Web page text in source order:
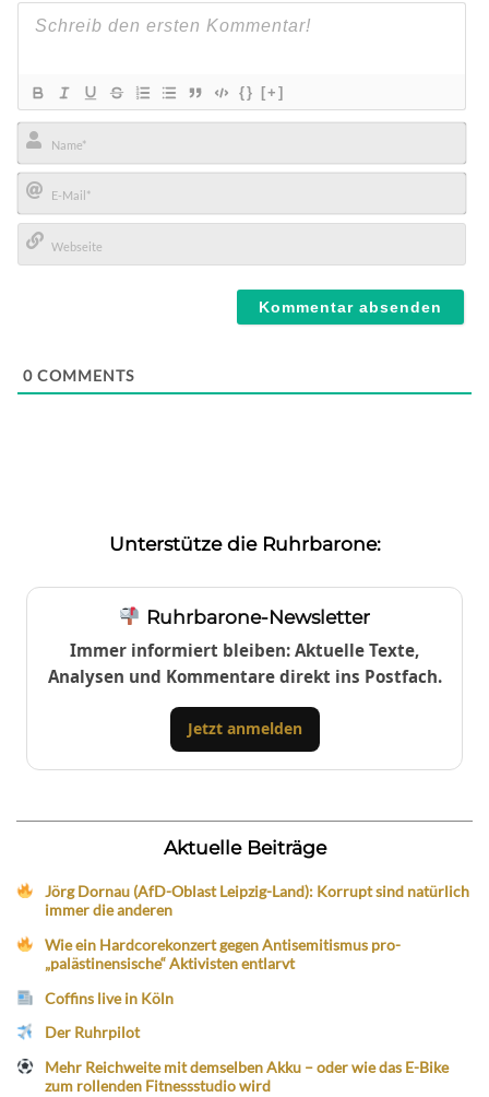
{} [+]
Name*
E-
Mail*
0 COMMENTS
Unterstütze die Ruhrbarone:
Ruhrbarone-Newsletter
Immer informiert bleiben: Aktuelle Texte,
Analysen und Kommentare direkt ins Postfach.
Jetzt anmelden
Aktuelle Beiträge
Jörg Dornau (AfD-Oblast Leipzig-Land): Korrupt sind natürlich
immer die anderen
Wie ein Hardcorekonzert gegen Antisemitismus pro-
„palästinensische“ Aktivisten entlarvt
Coffins live in Köln
Der Ruhrpilot
Mehr Reichweite mit demselben Akku – oder wie das E-Bike
zum rollenden Fitnessstudio wird